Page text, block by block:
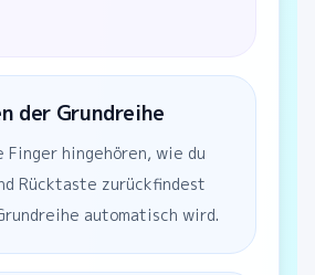
der Grundreihe
Finger hingehören, wie du
Rücktaste zurückfindest
automatisch wird.